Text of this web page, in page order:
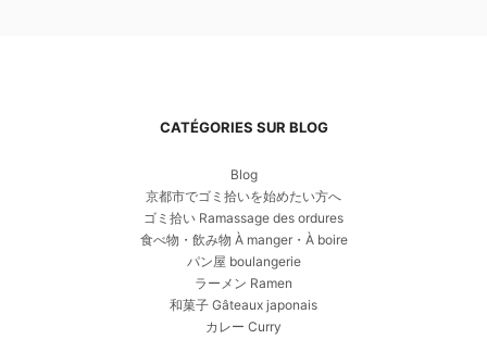
CATÉGORIES SUR BLOG
Blog
京都市でゴミ拾いを始めたい方へ
ゴミ拾い Ramassage des ordures
食べ物・飲み物 À manger・À boire
パン屋 boulangerie
ラーメン Ramen
和菓子 Gâteaux japonais
カレー Curry